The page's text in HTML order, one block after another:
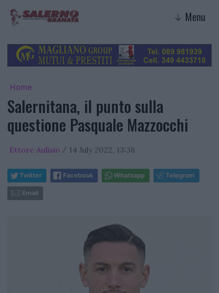
↓ Menu
Home
Salernitana, il punto sulla
questione Pasquale Mazzocchi
Ettore Aulisio / 14 July 2022, 13:38
Twitter Facebook Whatsapp Telegram
Email